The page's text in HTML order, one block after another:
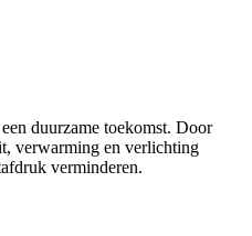
duurzame toekomst. Door
verwarming en verlichting
verminderen.